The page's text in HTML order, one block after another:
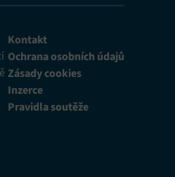
Kontakt
Ochrana osobních údajů
Zásady cookies
Inzerce
Pravidla soutěže